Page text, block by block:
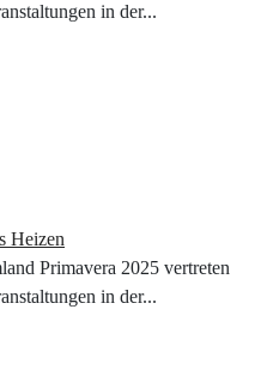
in der...
Heizen
Primavera 2025 vertreten
in der...